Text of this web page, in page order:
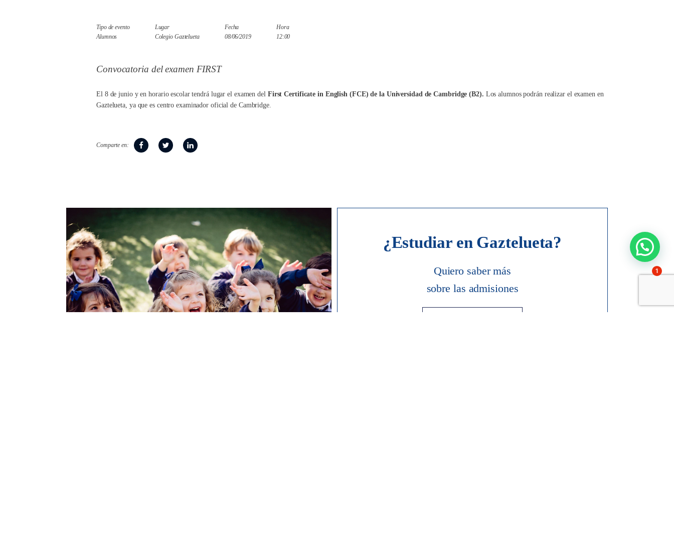
Tipo de evento
Alumnos
Lugar
Colegio Gaztelueta
Fecha
08/06/2019
Hora
12:00
Convocatoria del examen FIRST
El 8 de junio y en horario escolar tendrá lugar el examen del First Certificate in English (FCE) de la Universidad de Cambridge (B2). Los alumnos podrán realizar el examen en
Gaztelueta, ya que es centro examinador oficial de Cambridge.
Comparte en:
¿Estudiar en Gaztelueta?
Quiero saber más
sobre las admisiones
1